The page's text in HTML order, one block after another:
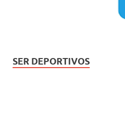
SER DEPORTIVOS